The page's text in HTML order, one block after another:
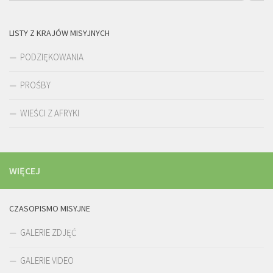
LISTY Z KRAJÓW MISYJNYCH
PODZIĘKOWANIA
PROŚBY
WIEŚCI Z AFRYKI
WIĘCEJ
CZASOPISMO MISYJNE
GALERIE ZDJĘĆ
GALERIE VIDEO